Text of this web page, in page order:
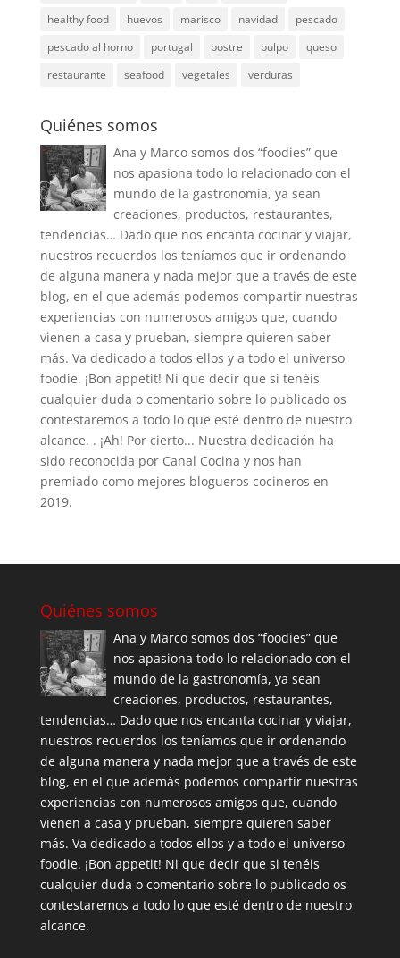
healthy food
huevos marisco navidad
pescado
pescado al horno
portugal postre pulpo
queso
restaurante
seafood vegetales verduras
Quiénes somos
Ana y Marco somos dos “foodies” que
nos apasiona todo lo relacionado con el
mundo de la gastronomía, ya sean
creaciones, productos, restaurantes,
tendencias… Dado que nos encanta cocinar y viajar,
nuestros recuerdos los teníamos que ir ordenando
de alguna manera y nada mejor que a través de este
blog, en el que además podemos compartir nuestras
experiencias con numerosos amigos que, cuando
vienen a casa y prueban, siempre quieren saber
más. Va dedicado a todos ellos y a todo el universo
foodie. ¡Bon appetit! Ni que decir que si tenéis
cualquier duda o comentario sobre lo publicado os
contestaremos a todo lo que esté dentro de nuestro
alcance. . ¡Ah! Por cierto... Nuestra dedicación ha
sido reconocida por Canal Cocina y nos han
premiado como mejores blogueros cocineros en
2019.
Quiénes somos
Ana y Marco somos dos “foodies” que
nos apasiona todo lo relacionado con el
mundo de la gastronomía, ya sean
creaciones, productos, restaurantes,
tendencias… Dado que nos encanta cocinar y viajar,
nuestros recuerdos los teníamos que ir ordenando
de alguna manera y nada mejor que a través de este
blog, en el que además podemos compartir nuestras
experiencias con numerosos amigos que, cuando
vienen a casa y prueban, siempre quieren saber
más. Va dedicado a todos ellos y a todo el universo
foodie. ¡Bon appetit! Ni que decir que si tenéis
cualquier duda o comentario sobre lo publicado os
contestaremos a todo lo que esté dentro de nuestro
alcance.